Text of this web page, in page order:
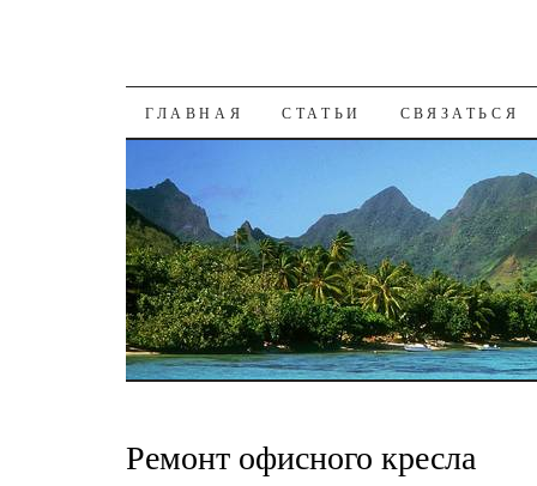
К СОДЕРЖАНИЮ
ГЛАВНАЯ СТАТЬИ СВЯЗАТЬСЯ
Ремонт офисного кресла